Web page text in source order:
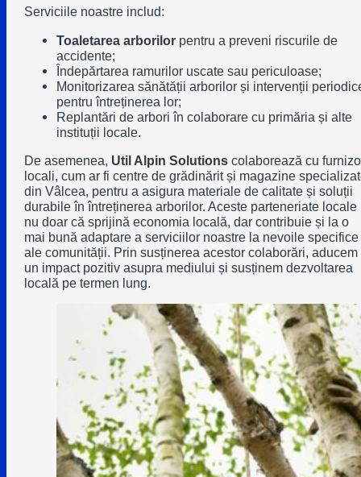
Serviciile noastre includ:
Toaletarea arborilorpentru a preveni riscurile de
accidente;
Îndepărtarea ramurilor uscate sau periculoase;
Monitorizarea sănătății arborilorși intervenții
pentru întreținerea lor;
Replantări de arbori în colaborare cu primăria și alte
instituții locale.
De asemenea, Util Alpin Solutionscolaborează cu
locali, cum ar fi centre de grădinărit și magazine
din Vâlcea, pentru a asigura materiale de calitate și soluții
durabile în întreținerea arborilor. Aceste parteneriate locale
nu doar că sprijină economia locală, dar contribuie și la o
mai bună adaptare a serviciilor noastre la nevoile specifice
ale comunității. Prin susținerea acestor colaborări, aducem
un impact pozitiv asupra mediului și susținem dezvoltarea
locală pe termen lung.